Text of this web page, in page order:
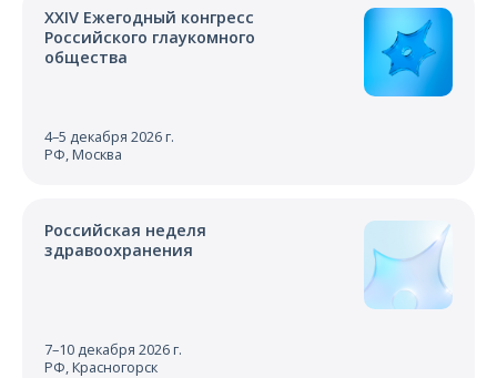
XXIV Ежегодный конгресс
Российского глаукомного
общества
4–5 декабря 2026 г.
РФ, Москва
Российская неделя
здравоохранения
7–10 декабря 2026 г.
РФ, Красногорск